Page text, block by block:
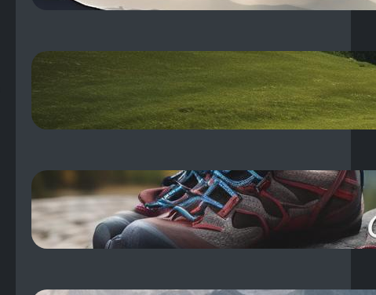
Dolina Kościeliska szlaki:
Turystyczne Tatry – Jaskinie i
Schroniska!
16 sierpnia, 2025
Sprzęt wspinaczkowy – nazwy:
Podstawowy zestaw i akcesoria
do wspinaczki
16 sierpnia, 2025